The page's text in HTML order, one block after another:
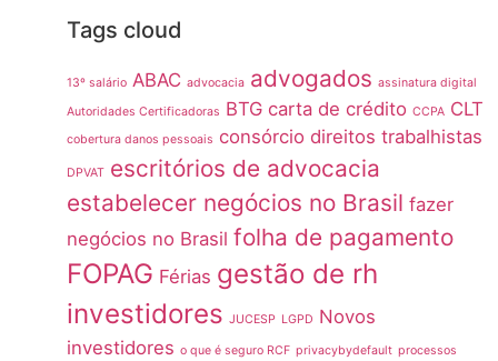
Tags cloud
13º salário ABAC advocacia advogados assinatura digital
Autoridades Certificadoras BTG carta de crédito CCPA CLT
cobertura danos pessoais consórcio direitos trabalhistas
DPVAT escritórios de advocacia
estabelecer negócios no Brasil fazer
negócios no Brasil folha de pagamento
FOPAG Férias gestão de rh
investidores JUCESP LGPD Novos
investidores o que é seguro RCF privacybydefault processos